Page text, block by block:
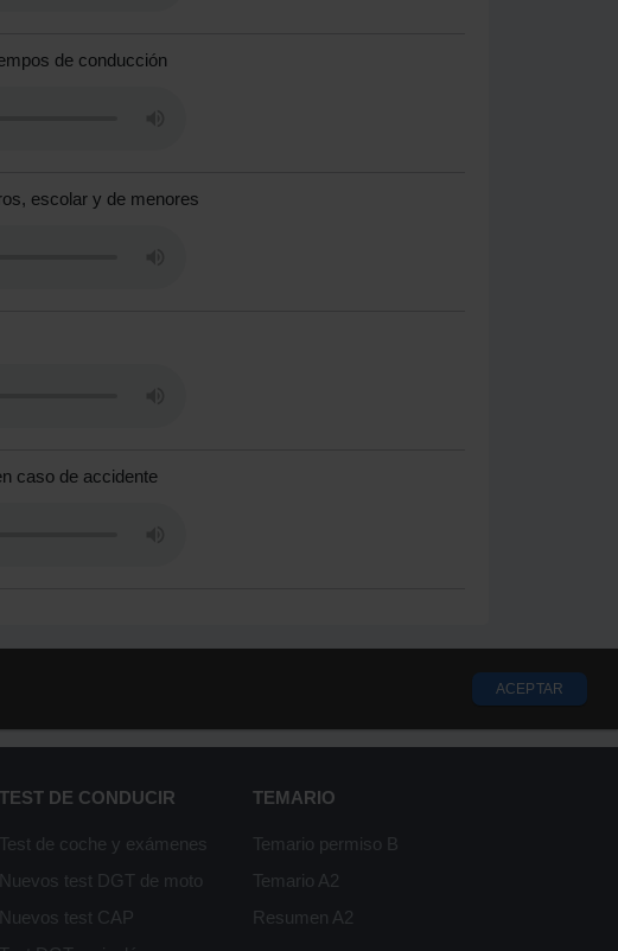
de conducción
escolar y de menores
caso de accidente
ACEPTAR
TEST DE CONDUCIR
Test de coche y exámenes
Nuevos test DGT de moto
Nuevos test CAP
TEMARIO
Temario permiso B
Temario A2
Resumen A2